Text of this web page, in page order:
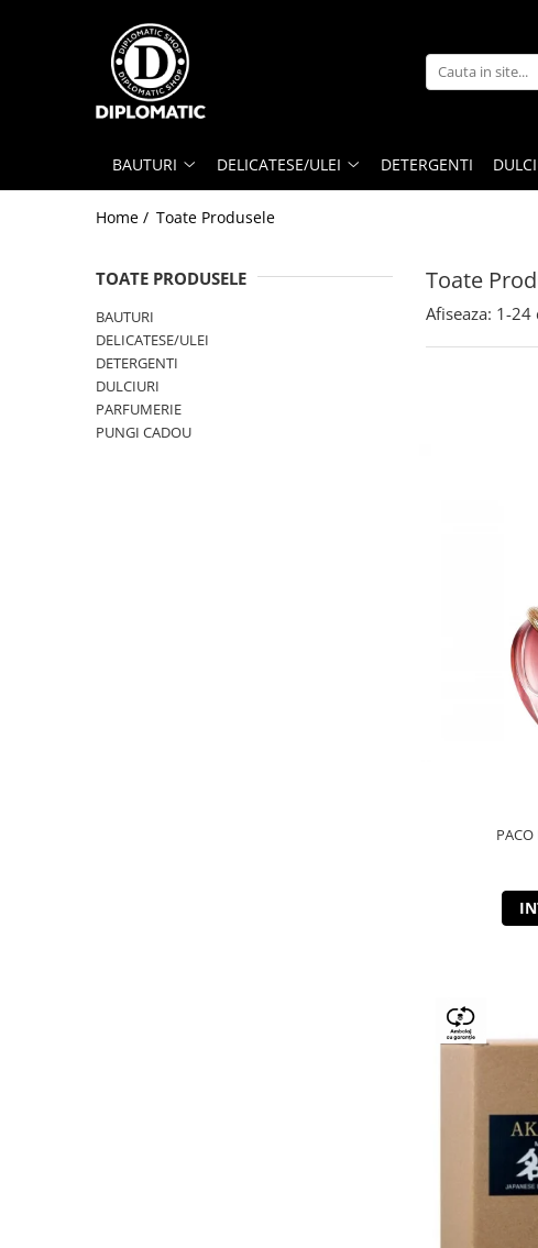
DELICATESE/ULEI
PARFUMERIE
DEODORANTE
BAUTURI DELICATESE/ULEI DETERGENTI
Home / Toate Produsele
Toate
TOATE PRODUSELE
BAUTURI
DELICATESE/ULEI
DETERGENTI
DULCIURI
PARFUMERIE
PUNGI CADOU
Afiseaza: 1-24
PACO